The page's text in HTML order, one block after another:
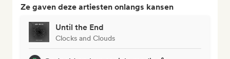
Ze gaven deze artiesten onlangs kansen
Until the End
Clocks and Clouds